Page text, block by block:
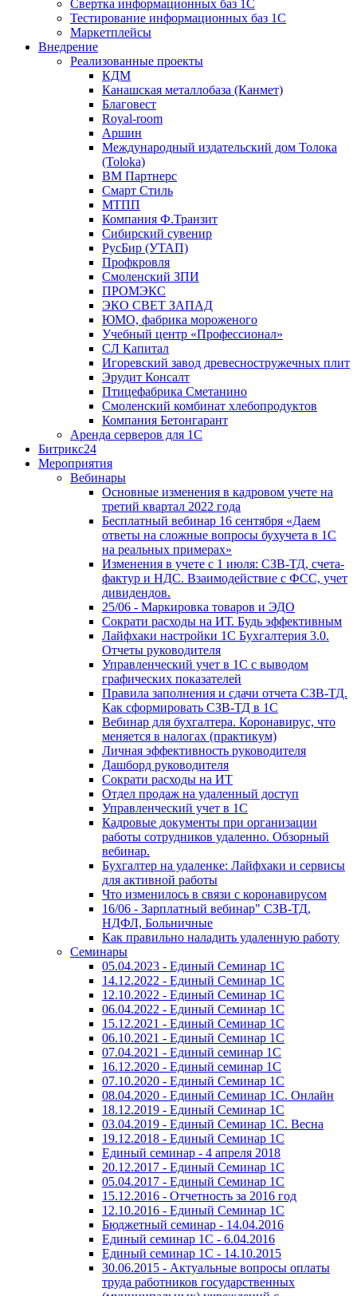
Свертка информационных баз 1С
Тестирование информационных баз 1С
Маркетплейсы
Внедрение
Реализованные проекты
КДМ
Канашская металлобаза (Канмет)
Благовест
Royal-room
Аршин
Международный издательский дом Толока
(Toloka)
ВМ Партнерс
Смарт Стиль
МТПП
Компания Ф.Транзит
Сибирский сувенир
РусБир (УТАП)
Профкровля
Смоленский ЗПИ
ПРОМЭКС
ЭКО СВЕТ ЗАПАД
ЮМО, фабрика мороженого
Учебный центр «Профессионал»
СЛ Капитал
Игоревский завод древесностружечных плит
Эрудит Консалт
Птицефабрика Сметанино
Смоленский комбинат хлебопродуктов
Компания Бетонгарант
Аренда серверов для 1С
Битрикс24
Мероприятия
Вебинары
Основные изменения в кадровом учете на
третий квартал 2022 года
Бесплатный вебинар 16 сентября «Даем
ответы на сложные вопросы бухучета в 1С
на реальных примерах»
Изменения в учете с 1 июля: СЗВ-ТД, счета-
фактур и НДС. Взаимодействие с ФСС, учет
дивидендов.
25/06 - Маркировка товаров и ЭДО
Сократи расходы на ИТ. Будь эффективным
Лайфхаки настройки 1С Бухгалтерия 3.0.
Отчеты руководителя
Управленческий учет в 1С с выводом
графических показателей
Правила заполнения и сдачи отчета СЗВ-ТД.
Как сформировать СЗВ-ТД в 1С
Вебинар для бухгалтера. Коронавирус, что
меняется в налогах (практикум)
Личная эффективность руководителя
Дашборд руководителя
Сократи расходы на ИТ
Отдел продаж на удаленный доступ
Управленческий учет в 1С
Кадровые документы при организации
работы сотрудников удаленно. Обзорный
вебинар.
Бухгалтер на удаленке: Лайфхаки и сервисы
для активной работы
Что изменилось в связи с коронавирусом
16/06 - Зарплатный вебинар" СЗВ-ТД,
НДФЛ, Больничные
Как правильно наладить удаленную работу
Семинары
05.04.2023 - Единый Семинар 1С
14.12.2022 - Единый Семинар 1С
12.10.2022 - Единый Семинар 1С
06.04.2022 - Единый Семинар 1С
15.12.2021 - Единый Семинар 1С
06.10.2021 - Единый Семинар 1С
07.04.2021 - Единый семинар 1С
16.12.2020 - Единый семинар 1С
07.10.2020 - Единый Семинар 1С
08.04.2020 - Единый Семинар 1С. Онлайн
18.12.2019 - Единый Семинар 1С
03.04.2019 - Единый Семинар 1С. Весна
19.12.2018 - Единый Семинар 1С
Единый семинар - 4 апреля 2018
20.12.2017 - Единый Семинар 1С
05.04.2017 - Единый Семинар 1С
15.12.2016 - Отчетность за 2016 год
12.10.2016 - Единый Семинар 1С
Бюджетный семинар - 14.04.2016
Единый семинар 1С - 6.04.2016
Единый семинар 1С - 14.10.2015
30.06.2015 - Актуальные вопросы оплаты
труда работников государственных